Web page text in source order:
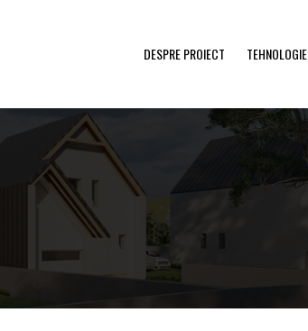
DESPRE PROIECT TEHNOLOGIE